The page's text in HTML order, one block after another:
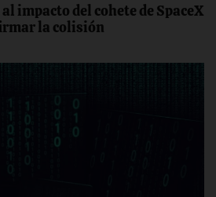
impacto del cohete de SpaceX
la colisión